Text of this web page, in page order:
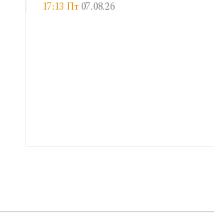
реінтеграції важливе медичне